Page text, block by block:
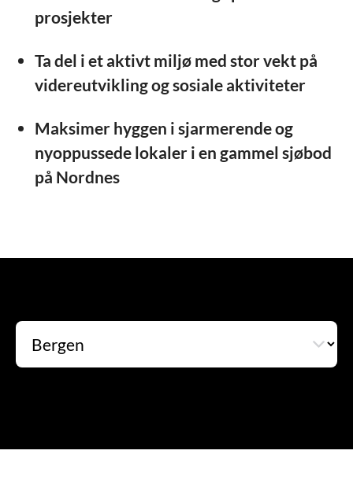
prosjekter
Ta del i et aktivt miljø med stor vekt på
videreutvikling og sosiale aktiviteter
Maksimer hyggen i sjarmerende og
nyoppussede lokaler i en gammel sjøbod
på Nordnes